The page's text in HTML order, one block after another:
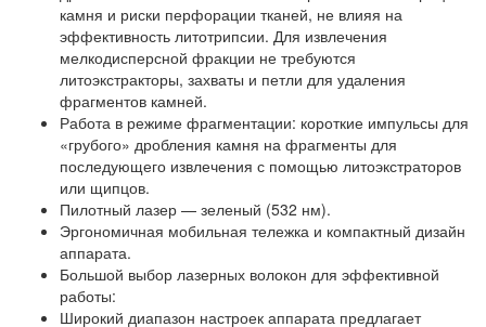
камня и риски перфорации тканей, не влияя на
эффективность литотрипсии. Для извлечения
мелкодисперсной фракции не требуются
литоэкстракторы, захваты и петли для удаления
фрагментов камней.
Работа в режиме фрагментации: короткие импульсы для
«грубого» дробления камня на фрагменты для
последующего извлечения с помощью литоэкстраторов
или щипцов.
Пилотный лазер — зеленый (532 нм).
Эргономичная мобильная тележка и компактный дизайн
аппарата.
Большой выбор лазерных волокон для эффективной
работы:
Широкий диапазон настроек аппарата предлагает